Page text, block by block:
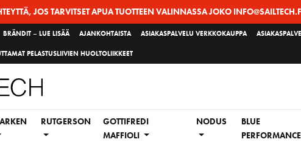
JOS TARVITSET APUA TUOTTEEN VALINNASSA JOKO
BRÄNDIT – LUE LISÄÄ AJANKOHTAISTA ASIAKASPALVELU VERKKOKAUPPA
PELASTUSLIIVIEN HUOLTOLIIKKEET
RUTGERSON
GOTTIFREDI
MAFFIOLI
NODUS
BLUE
PERFORMANCE